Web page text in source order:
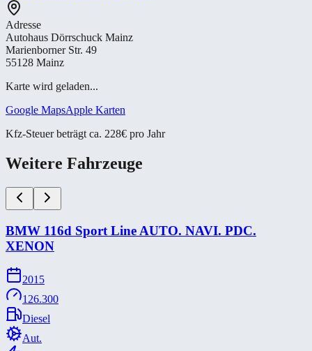
Adresse
Autohaus Dörrschuck Mainz
Marienborner Str. 49
55128 Mainz
Karte wird geladen...
Google MapsApple Karten
Kfz-Steuer beträgt ca. 228€ pro Jahr
Weitere Fahrzeuge
BMW 116d Sport Line AUTO. NAVI. PDC.
XENON
2015
126.300
Diesel
Aut.